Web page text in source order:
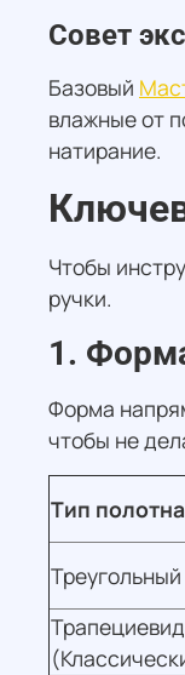
Совет
Базовый
влажные от
натирание.
Чтобы
ручки.
1.
Форма
чтобы не
Тип полотна